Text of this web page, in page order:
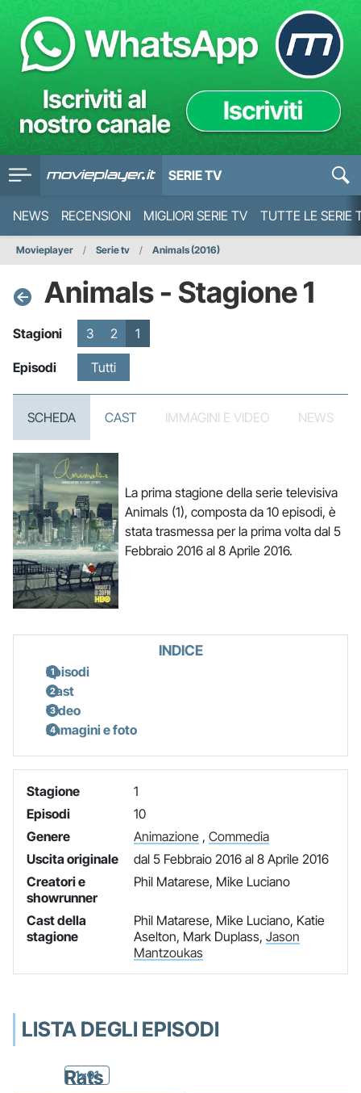
SERIE TV
NEWS RECENSIONI MIGLIORI SERIE TV TUTTE LE SERIE
Movieplayer Serie tv Animals (2016)
Animals - Stagione 1
Stagioni 3 2 1
Episodi Tutti
SCHEDA CAST IMMAGINI E VIDEO NEWS
La prima stagione della serie televisiva
Animals (1), composta da 10 episodi, è
stata trasmessa per la prima volta dal 5
Febbraio 2016 al 8 Aprile 2016.
INDICE
Episodi
Cast
Video
Immagini e foto
Stagione
1
Episodi
10
Genere
Animazione, Commedia
Uscita originale
dal 5 Febbraio 2016 al 8 Aprile 2016
Creatori e
showrunner
Phil Matarese, Mike Luciano
Cast della
stagione
Phil Matarese, Mike Luciano, Katie
Aselton, Mark Duplass, Jason
Mantzoukas
LISTA DEGLI EPISODI
1x01
Rats